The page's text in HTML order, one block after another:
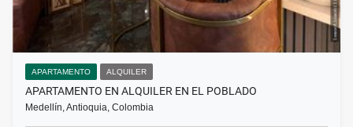
APARTAMENTO ALQUILER
APARTAMENTO EN ALQUILER EN EL POBLADO
Medellín, Antioquia, Colombia